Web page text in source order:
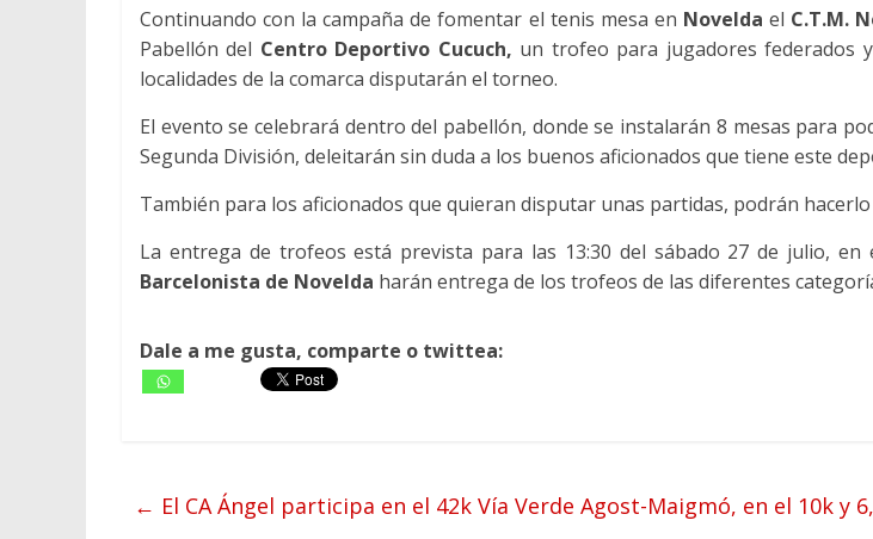
Continuando con la campaña de fomentar el tenis mesa en Novelda el C.T.M.
Pabellón del Centro Deportivo Cucuch, un trofeo para jugadores federados
localidades de la comarca disputarán el torneo.
El evento se celebrará dentro del pabellón, donde se instalarán 8 mesas para
Segunda División, deleitarán sin duda a los buenos aficionados que tiene este
También para los aficionados que quieran disputar unas partidas, podrán
La entrega de trofeos está prevista para las 13:30 del sábado 27 de julio, en
Barcelonista de Novelda harán entrega de los trofeos de las diferentes
Dale a me gusta, comparte o twittea:
← El CA Ángel participa en el 42k Vía Verde Agost-Maigmó, en el 10k y